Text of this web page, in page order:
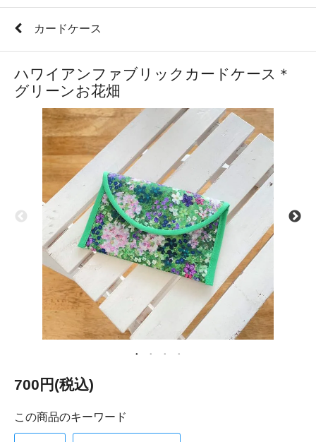
カードケース
ハワイアンファブリックカードケース＊
グリーンお花畑
700円(税込)
この商品のキーワード